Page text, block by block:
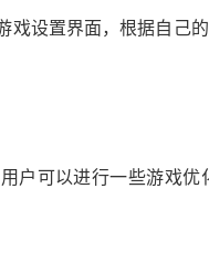
戏设置界面，根据自己
户可以进行一些游戏